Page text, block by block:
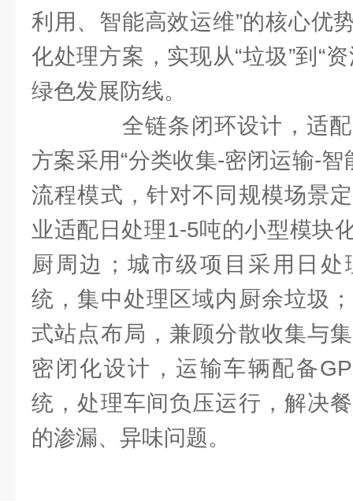
利用、智能高效运维”的核心优
化处理方案，实现从“垃圾”到“
绿色发展防线。
全链条闭环设计，适配
方案采用“分类收集-密闭运输-智
流程模式，针对不同规模场景
业适配日处理1-5吨的小型模块
厨周边；城市级项目采用日处
统，集中处理区域内厨余垃圾
式站点布局，兼顾分散收集与
密闭化设计，运输车辆配备
统，处理车间负压运行，解决
的渗漏、异味问题。